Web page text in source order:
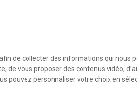
de collecter des informations qui nous
de vous proposer des contenus vidéo,
pouvez personnaliser votre choix en